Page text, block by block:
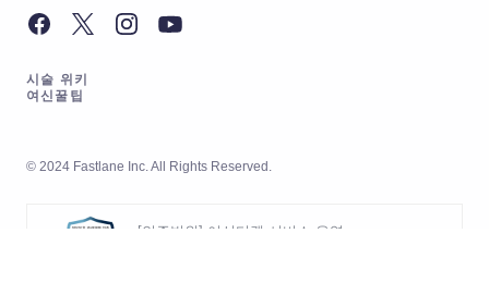
시술 위키
여신꿀팁
© 2024 Fastlane Inc. All Rights Reserved.
[인증범위] 여신티켓 서비스 운영